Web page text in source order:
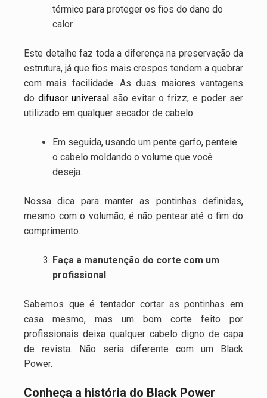
térmico para proteger os fios do dano do
calor.
Este detalhe faz toda a diferença na preservação da
estrutura, já que fios mais crespos tendem a quebrar
com mais facilidade. As duas maiores vantagens
do difusor universal são evitar o frizz, e poder ser
utilizado em qualquer secador de cabelo.
Em seguida, usando um pente garfo, penteie
o cabelo moldando o volume que você
deseja.
Nossa dica para manter as pontinhas definidas,
mesmo com o volumão, é não pentear até o fim do
comprimento.
Faça a manutenção do corte com um
profissional
Sabemos que é tentador cortar as pontinhas em
casa mesmo, mas um bom corte feito por
profissionais deixa qualquer cabelo digno de capa
de revista. Não seria diferente com um Black
Power.
Conheça a história do Black Power